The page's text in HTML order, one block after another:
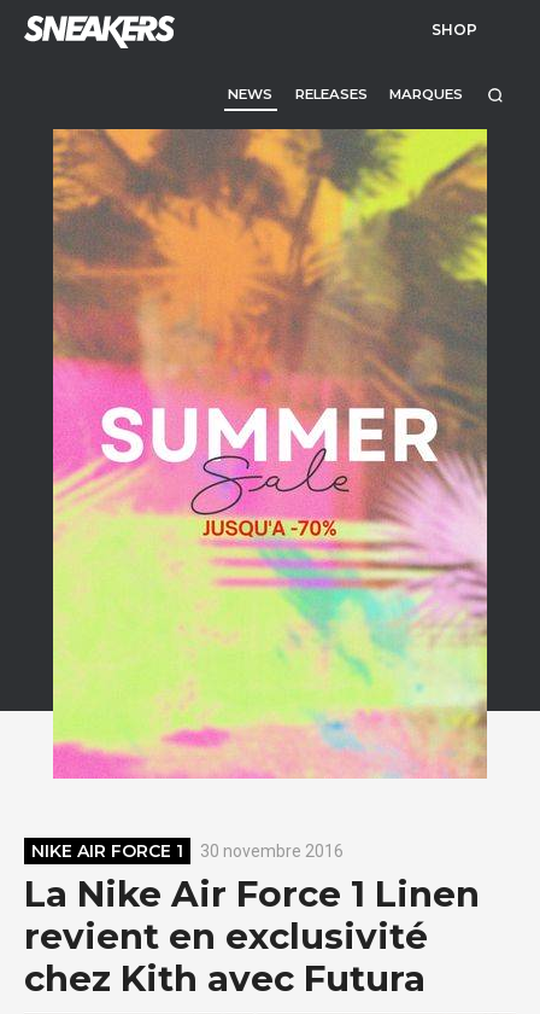
SHOP
NEWS RELEASES MARQUES
NIKE AIR FORCE 1 30 novembre 2016
La Nike Air Force 1 Linen
revient en exclusivité
chez Kith avec Futura